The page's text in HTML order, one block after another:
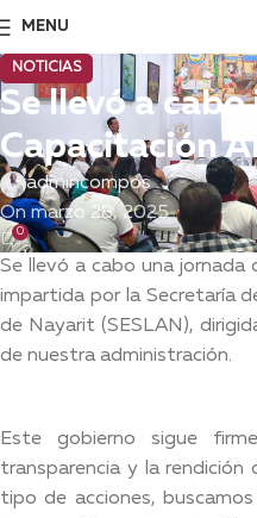
MENU
NOTICIAS
Se llevó a
Capacitación
admincompos
On marzo 28, 2025
0
Se llevó a cabo una jornada
impartida por la Secretaría
de Nayarit (SESLAN),
de nuestra administración.
Este gobierno sigue
transparencia y la
tipo de acciones,